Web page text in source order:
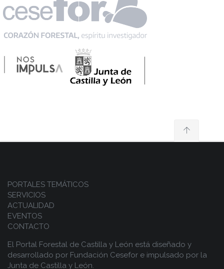
PORTALES TEMÁTICOS
SERVICIOS
ACTUALIDAD
EVENTOS
CONTACTO
El Portal Forestal de Castilla y León está diseñado y
desarrollado por Fundación Cesefor e impulsado por la
Junta de Castilla y León.